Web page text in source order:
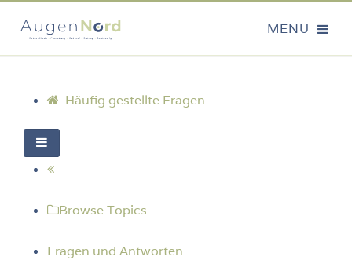
Häufig gestellte Fragen
Browse Topics
Fragen und Antworten